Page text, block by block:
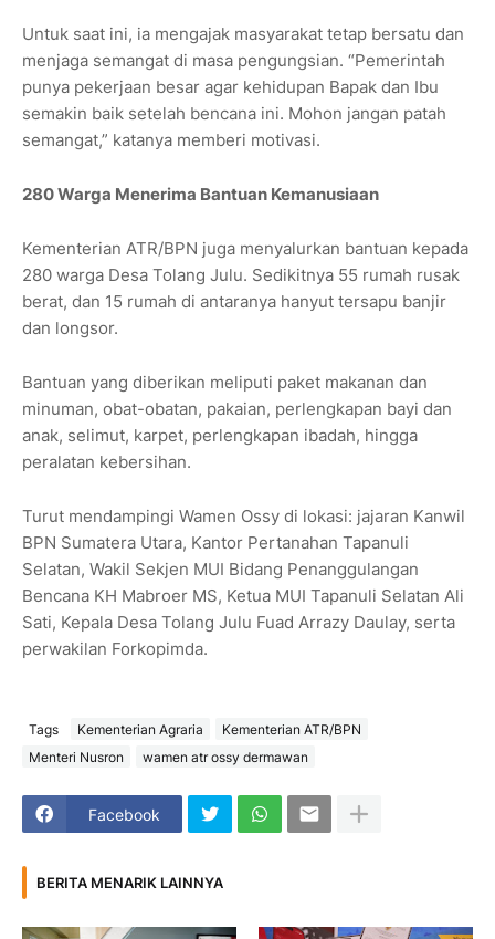
Untuk saat ini, ia mengajak masyarakat tetap bersatu dan
menjaga semangat di masa pengungsian. “Pemerintah
punya pekerjaan besar agar kehidupan Bapak dan Ibu
semakin baik setelah bencana ini. Mohon jangan patah
semangat,” katanya memberi motivasi.
280 Warga Menerima Bantuan Kemanusiaan
Kementerian ATR/BPN juga menyalurkan bantuan kepada
280 warga Desa Tolang Julu. Sedikitnya 55 rumah rusak
berat, dan 15 rumah di antaranya hanyut tersapu banjir
dan longsor.
Bantuan yang diberikan meliputi paket makanan dan
minuman, obat-obatan, pakaian, perlengkapan bayi dan
anak, selimut, karpet, perlengkapan ibadah, hingga
peralatan kebersihan.
Turut mendampingi Wamen Ossy di lokasi: jajaran Kanwil
BPN Sumatera Utara, Kantor Pertanahan Tapanuli
Selatan, Wakil Sekjen MUI Bidang Penanggulangan
Bencana KH Mabroer MS, Ketua MUI Tapanuli Selatan Ali
Sati, Kepala Desa Tolang Julu Fuad Arrazy Daulay, serta
perwakilan Forkopimda.
Tags Kementerian Agraria
Kementerian ATR/BPN
Menteri Nusron
wamen atr ossy dermawan
Facebook
BERITA MENARIK LAINNYA